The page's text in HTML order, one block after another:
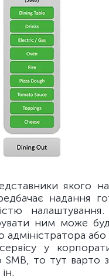
якого
надання
ним може
або
у
то тут варто